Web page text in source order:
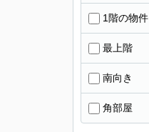
1階の物件
最上階
南向き
角部屋